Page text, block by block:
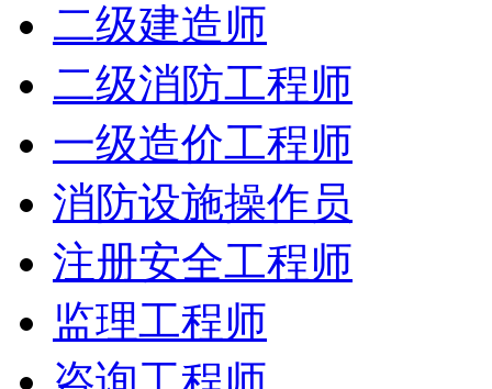
二级建造师
二级消防工程师
一级造价工程师
消防设施操作员
注册安全工程师
监理工程师